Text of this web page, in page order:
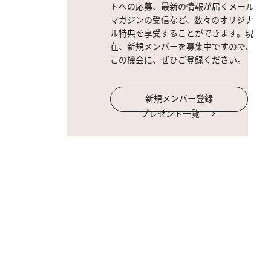
トへの応募、最新の情報が届くメール
マガジンの受信など、数々のオリジナ
ル特典を享受することができます。現
在、新規メンバーを募集中ですので、
この機会に、ぜひご登録ください。
新規メンバー登録
プレゼント一覧